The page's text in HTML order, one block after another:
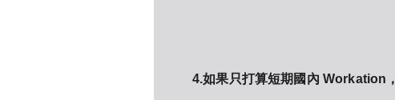
4.如果只打算短期國內 Workation